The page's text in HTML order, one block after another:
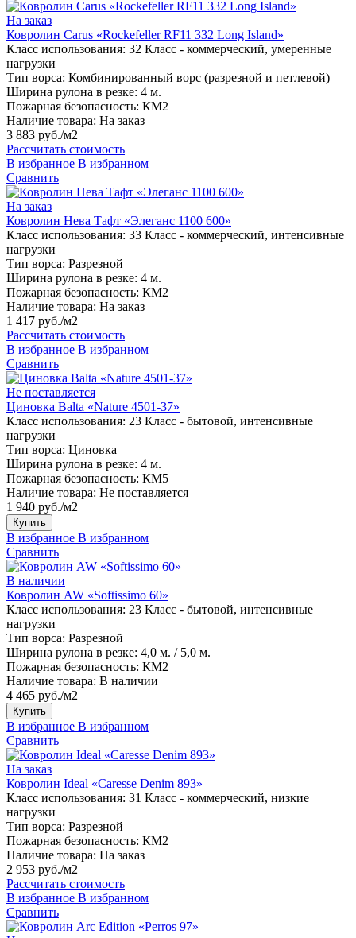
На заказ
Ковролин Carus «Rockefeller RF11 332 Long Island»
Класс использования: 32 Класс - коммерческий, умеренные
нагрузки
Тип ворса: Комбинированный ворс (разрезной и петлевой)
Ширина рулона в резке: 4 м.
Пожарная безопасность: КМ2
Наличие товара: На заказ
3 883 руб./м2
Рассчитать стоимость
В избранное В избранном
Сравнить
На заказ
Ковролин Нева Тафт «Элеганс 1100 600»
Класс использования: 33 Класс - коммерческий, интенсивные
нагрузки
Тип ворса: Разрезной
Ширина рулона в резке: 4 м.
Пожарная безопасность: КМ2
Наличие товара: На заказ
1 417 руб./м2
Рассчитать стоимость
В избранное В избранном
Сравнить
Не поставляется
Циновка Balta «Nature 4501-37»
Класс использования: 23 Класс - бытовой, интенсивные
нагрузки
Тип ворса: Циновка
Ширина рулона в резке: 4 м.
Пожарная безопасность: КМ5
Наличие товара: Не поставляется
1 940 руб./м2
Купить
В избранное В избранном
Сравнить
В наличии
Ковролин AW «Softissimo 60»
Класс использования: 23 Класс - бытовой, интенсивные
нагрузки
Тип ворса: Разрезной
Ширина рулона в резке: 4,0 м. / 5,0 м.
Пожарная безопасность: КМ2
Наличие товара: В наличии
4 465 руб./м2
Купить
В избранное В избранном
Сравнить
На заказ
Ковролин Ideal «Caresse Denim 893»
Класс использования: 31 Класс - коммерческий, низкие
нагрузки
Тип ворса: Разрезной
Пожарная безопасность: КМ2
Наличие товара: На заказ
2 953 руб./м2
Рассчитать стоимость
В избранное В избранном
Сравнить